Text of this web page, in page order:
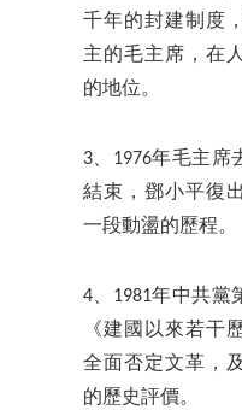
千年的封建制度
主的毛主席，在
的地位。
3、1976年毛主席
結束，鄧小平復
一段動盪的歷程。
4、1981年中共黨
《建國以來若干
全面否定文革，
的歷史評價。